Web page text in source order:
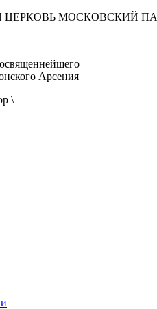
МОСКОВСКИЙ
Арсения